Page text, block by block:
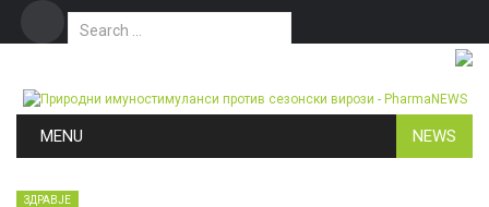
Search for:
MENU NEWS
ЗДРАВЈЕ